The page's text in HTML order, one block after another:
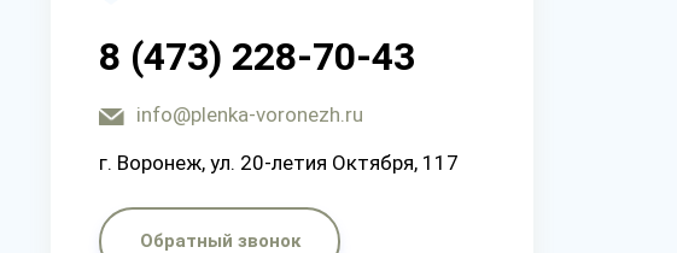
8 (473) 228-70-43
info@plenka-voronezh.ru
г. Воронеж, ул. 20-летия Октября, 117
Обратный звонок